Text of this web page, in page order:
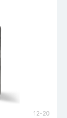
12-20